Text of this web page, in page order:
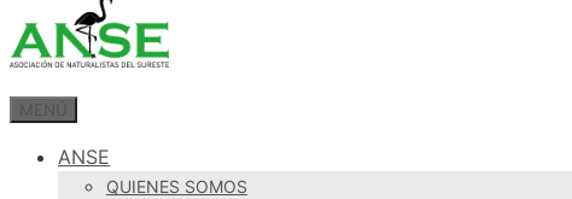
ANSE
QUIENES SOMOS